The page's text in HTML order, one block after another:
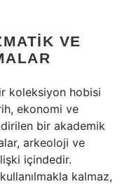
VE
koleksiyon hobisi
ekonomi ve
bir akademik
arkeoloji ve
içindedir.
kalmaz,